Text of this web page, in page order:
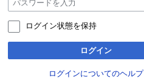
ョ
移
ログイン状態を保持
ログイン
ログインについてのヘルプ